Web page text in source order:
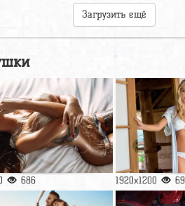
Загрузить ещё
686 1920x1200